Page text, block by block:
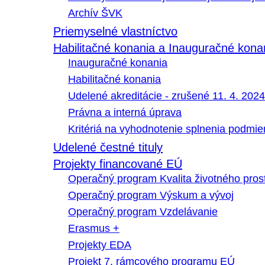
Archív ŠVK
Priemyselné vlastníctvo
Habilitačné konania a Inauguračné
Inauguračné konania
Habilitačné konania
Udelené akreditácie - zrušené 11. 4. 2024
Právna a interná úprava
Kritériá na vyhodnotenie splnenia
Udelené čestné tituly
Projekty financované EÚ
Operačný program Kvalita životného
Operačný program Výskum a vývoj
Operačný program Vzdelávanie
Erasmus +
Projekty EDA
Projekt 7. rámcového programu EÚ